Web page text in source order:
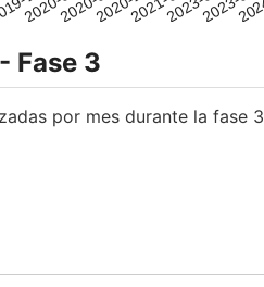
Fase 3
por mes durante la fase 3